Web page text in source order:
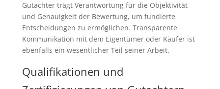
Gutachter trägt Verantwortung für die Objektivität
und Genauigkeit der Bewertung, um fundierte
Entscheidungen zu ermöglichen. Transparente
Kommunikation mit dem Eigentümer oder Käufer ist
ebenfalls ein wesentlicher Teil seiner Arbeit.
Qualifikationen und